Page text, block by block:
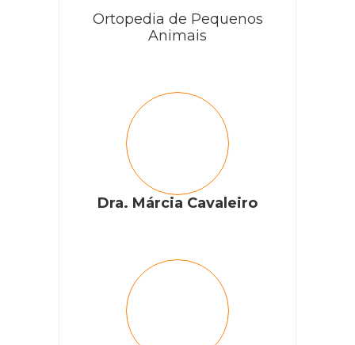
Ortopedia de Pequenos
Animais
Dra. Márcia Cavaleiro